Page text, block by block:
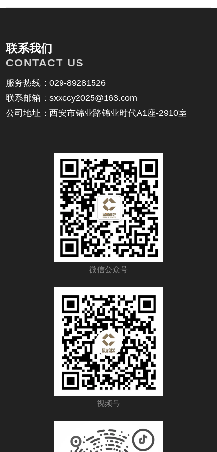
找不到任何内容
联系我们
CONTACT US
服务热线：029-89281526
联系邮箱：sxxccy2025@163.com
公司地址：西安市锦业路锦业时代A1座-2910室
邮箱：17392559914@qq.com
电话：029-89281526
客服：17392559914
传真：029-89281526
微信公众号
视频号